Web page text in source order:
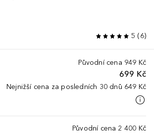
5 (6)
Původní cena 949 Kč
699 Kč
Nejnižší cena za posledních 30 dnů 649 Kč
Původní cena 2 400 Kč